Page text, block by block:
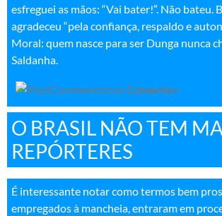
esfreguei as mãos: “Vai bater!”. Não bateu.
agradeceu “pela confiança, respaldo e
Moral: quem nasce para ser Dunga nunca
Saldanha.
Comente»
O BRASIL NÃO TEM
REPÓRTERES
É interessante notar como termos bem
empregados à mancheia, entraram em